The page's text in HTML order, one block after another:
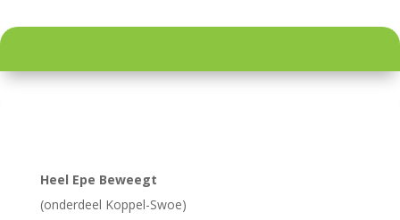
Heel Epe Beweegt
(onderdeel Koppel-Swoe)